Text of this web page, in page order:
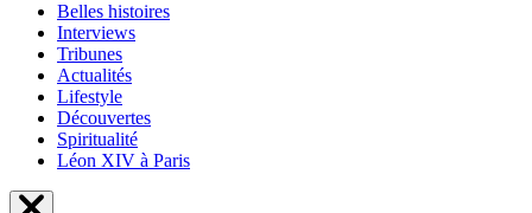
Belles histoires
Interviews
Tribunes
Actualités
Lifestyle
Découvertes
Spiritualité
Léon XIV à Paris